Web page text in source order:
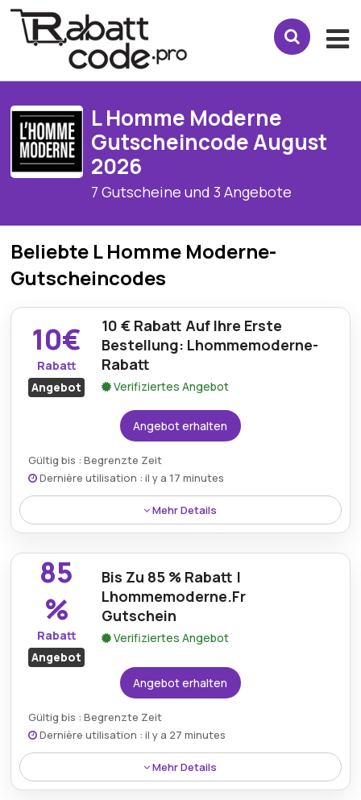
L Homme Moderne
Gutscheincode August
2026
7 Gutscheine und 3 Angebote
Beliebte L Homme Moderne-
Gutscheincodes
10€
Rabatt
Angebot
10 € Rabatt Auf Ihre Erste
Bestellung: Lhommemoderne-
Rabatt
Verifiziertes Angebot
Angebot erhalten
Gültig bis : Begrenzte Zeit
Dernière utilisation : il y a 17 minutes
Mehr Details
Mit dem Lhommemoderne-Rabattcode sparen Sie 10
€ bei Ihrer ersten Bestellung und können so noch
günstiger Gadgets, Wohndeko und mehr kaufen.
85
%
Rabatt
Angebot
Bis Zu 85 % Rabatt |
Lhommemoderne.Fr
Gutschein
Verifiziertes Angebot
Angebot erhalten
Gültig bis : Begrenzte Zeit
Dernière utilisation : il y a 27 minutes
Mehr Details
Mit dem Lhommemoderne.fr-Gutschein sichern Sie